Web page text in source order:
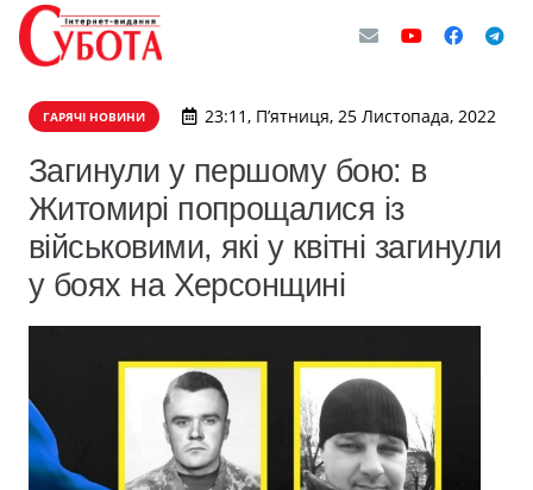
ГАРЯЧІ НОВИНИ 23:11, П’ятниця, 25 Листопада, 2022
Загинули у першому бою: в
Житомирі попрощалися із
військовими, які у квітні загинули
у боях на Херсонщині